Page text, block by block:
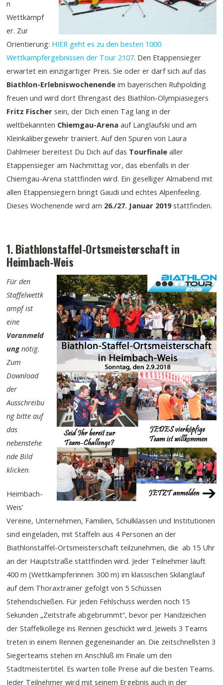
n
Wettkämpf
er. Zur
Orientierung: HIER geht es zu den besten 1000
Wettkampfergebnissen der Tour 2107. Den Etappensieger
erwartet ein einzigartiger Preis. Sie oder er darf sich auf das
Biathlon-Erlebniswochenende im bayerischen Ruhpolding
freuen und wird dort Ehrengast des Biathlon-Olympiasiegers
Fritz Fischer sein, der Dich einen Tag lang in der
weltbekannten Chiemgau-Arena auf Langlaufski und am
Kleinkalibergewehr trainiert. Auf den Spuren von Laura
Dahlmeier bereitest Du Dich auf das Tourfinale aller
Etappensieger am Nachmittag vor, das ebenfalls in der
Chiemgau-Arena stattfinden wird. Ein geselliger Almabend mit
allen Etappensiegern bringt Gaudi und echtes Alpenfeeling.
Dieses Wochenende wird am 26./27. Januar 2019stattfinden.
1. Biathlonstaffel-Ortsmeisterschaft in
Heimbach-Weis
Für den
Staffelwettk
ampf ist
eine
Voranmeld
ungnötig.
Zum
Download
der
Ausschreibu
ng bitte auf
das
nebenstehe
nde Bild
klicken.
Heimbach-
Weis’
Vereine, Unternehmen, Familien, Schulklassen und Institutionen
sind eingeladen, mit Staffeln aus 4 Personen an der
Biathlonstaffel-Ortsmeisterschaft teilzunehmen, die ab 15 Uhr
an der Hauptstraße stattfinden wird. Jeder Teilnehmer läuft
400 m (Wettkämpferinnen: 300 m) im klassischen Skilanglauf
auf dem Thoraxtrainer gefolgt von 5 Schüssen
Stehendschießen. Für jeden Fehlschuss werden noch 15
Sekunden „Zeitstrafe abgebrummt“, bevor per Handzeichen
der Staffelkollege ins Rennen geschickt wird. Jeweils 3 Teams
treten in einem Rennen gegeneinander an. Die zeitschnellsten 3
Siegerteams stehen im Anschluß im Finale um den
Stadtmeistertitel. Es warten tolle Preise auf die besten Teams.
Jeder Teilnehmer wird mit seinem Ergebnis auch in der